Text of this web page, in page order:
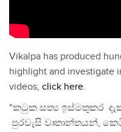
Vikalpa has produced
highlight and investigate
videos, click here.
"කටුක සත්‍ය ඉස්මතුකර
පුරවැසි වෘතාන්තයන්,